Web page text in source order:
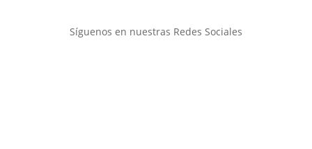
Síguenos en nuestras Redes Sociales